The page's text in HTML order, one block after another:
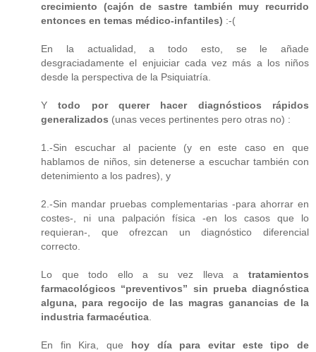
crecimiento (cajón de sastre también muy recurrido
entonces en temas médico-infantiles) :-(
En la actualidad, a todo esto, se le añade
desgraciadamente el enjuiciar cada vez más a los niños
desde la perspectiva de la Psiquiatría.
Ytodo por querer hacer diagnósticos rápidos
generalizados (unas veces pertinentes pero otras no) :
1.-Sin escuchar al paciente (y en este caso en que
hablamos de niños, sin detenerse a escuchar también con
detenimiento a los padres), y
2.-Sin mandar pruebas complementarias -para ahorrar en
costes-, ni una palpación física -en los casos que lo
requieran-, que ofrezcan un diagnóstico diferencial
correcto.
Lo que todo ello a su vez lleva a tratamientos
farmacológicos “preventivos” sin prueba diagnóstica
alguna, para regocijo de las magras ganancias de la
industria farmacéutica.
En fin Kira, que hoy día para evitar este tipo de